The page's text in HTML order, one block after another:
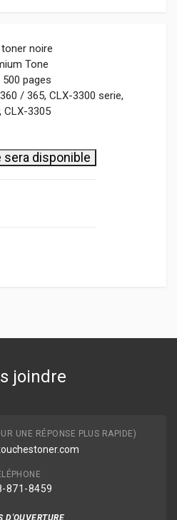
noire
Tone
pages
/ 365, CLX-3300 serie,
CLX-3305
disponible
joindre
UNE RÉPONSE PLUS RAPIDE)
871 -8459
D'OUVERTURE